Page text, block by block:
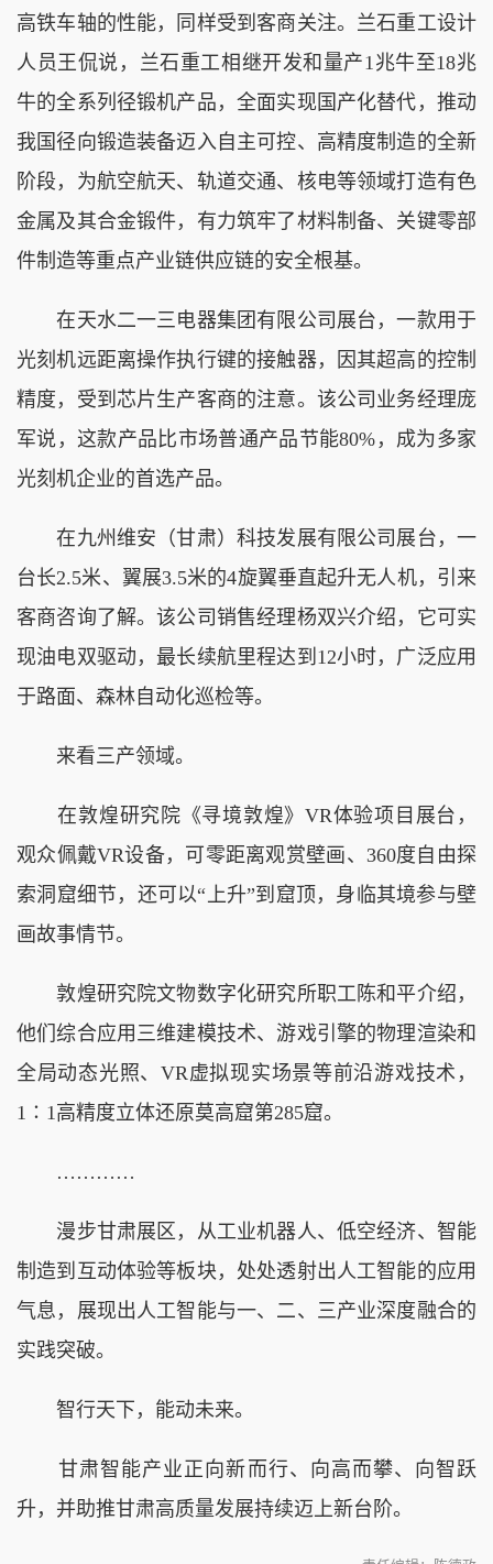
高铁车轴的性能，同样受到客商关注。兰石重工设计
人员王侃说，兰石重工相继开发和量产1兆牛至18兆
牛的全系列径锻机产品，全面实现国产化替代，推动
我国径向锻造装备迈入自主可控、高精度制造的全新
阶段，为航空航天、轨道交通、核电等领域打造有色
金属及其合金锻件，有力筑牢了材料制备、关键零部
件制造等重点产业链供应链的安全根基。
在天水二一三电器集团有限公司展台，一款用于
光刻机远距离操作执行键的接触器，因其超高的控制
精度，受到芯片生产客商的注意。该公司业务经理庞
军说，这款产品比市场普通产品节能80%，成为多家
光刻机企业的首选产品。
在九州维安（甘肃）科技发展有限公司展台，一
台长2.5米、翼展3.5米的4旋翼垂直起升无人机，引来
客商咨询了解。该公司销售经理杨双兴介绍，它可实
现油电双驱动，最长续航里程达到12小时，广泛应用
于路面、森林自动化巡检等。
来看三产领域。
在敦煌研究院《寻境敦煌》VR体验项目展台，
观众佩戴VR设备，可零距离观赏壁画、360度自由探
索洞窟细节，还可以“上升”到窟顶，身临其境参与壁
画故事情节。
敦煌研究院文物数字化研究所职工陈和平介绍，
他们综合应用三维建模技术、游戏引擎的物理渲染和
全局动态光照、VR虚拟现实场景等前沿游戏技术，
1∶1高精度立体还原莫高窟第285窟。
…………
漫步甘肃展区，从工业机器人、低空经济、智能
制造到互动体验等板块，处处透射出人工智能的应用
气息，展现出人工智能与一、二、三产业深度融合的
实践突破。
智行天下，能动未来。
甘肃智能产业正向新而行、向高而攀、向智跃
升，并助推甘肃高质量发展持续迈上新台阶。